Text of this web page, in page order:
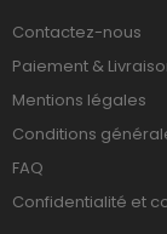
Contactez-nous
Paiement &
Mentions légales
Conditions
FAQ
Confidentialité et